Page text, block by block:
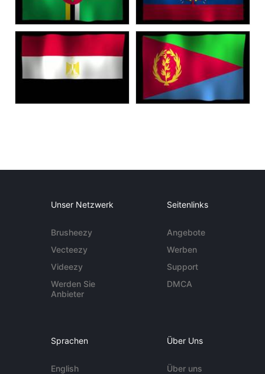
Unser Netzwerk
Brusheezy
Vecteezy
Videezy
Werden Sie
Anbieter
Seitenlinks
Angebote
Werben
Support
DMCA
Sprachen
English
Über Uns
Über uns